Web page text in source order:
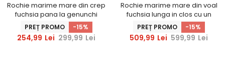
Rochie marime mare din crep
fuchsia pana la genunchi
petrecuta tip creion cu
volanase - StarShinerS
PREȚ PROMO -15%
254,99 Lei 299,99 Lei
Rochie marime mare din voal
fuchsia lunga in clos cu un
cordon accesorizat-
StarShinerS
PREȚ PROMO -15%
509,99 Lei 599,99 Lei